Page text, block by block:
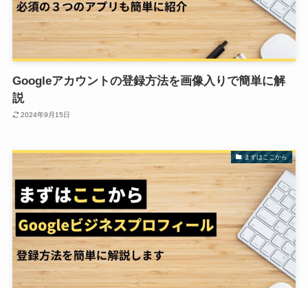
Googleアカウントの登録方法を画像入りで簡単に解
説
2024年9月15日
まずはここから